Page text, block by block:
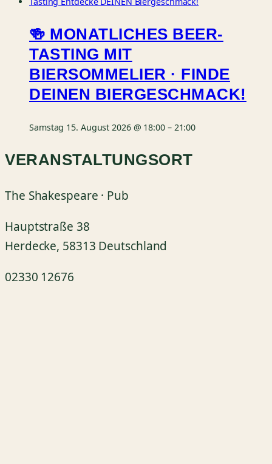
🍻 MONATLICHES BEER-
TASTING MIT
BIERSOMMELIER · FINDE
DEINEN BIERGESCHMACK!
Samstag 15. August 2026 @ 18:00– 21:00
VERANSTALTUNGSORT
The Shakespeare · Pub
Hauptstraße 38
Herdecke, 58313 Deutschland
02330 12676